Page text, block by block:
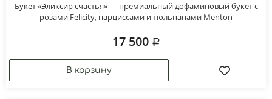
Букет «Эликсир счастья» — премиальный дофаминовый букет с
розами Felicity, нарциссами и тюльпанами Menton
17 500